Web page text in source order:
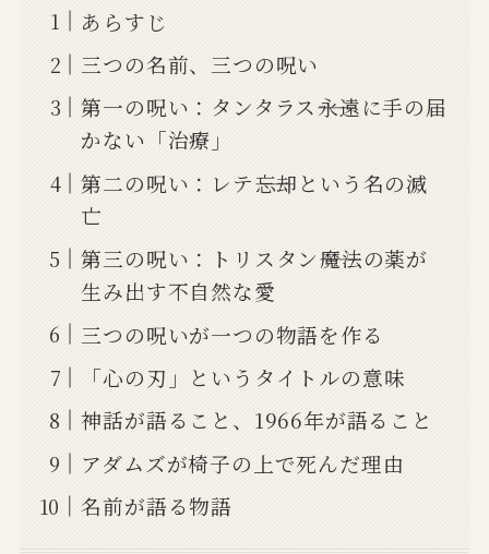
あらすじ
三つの名前、三つの呪い
第一の呪い：タンタラス――永遠に手の届
かない「治療」
第二の呪い：レテ――忘却という名の滅
亡
第三の呪い：トリスタン――魔法の薬が
生み出す不自然な愛
三つの呪いが一つの物語を作る
「心の刃」というタイトルの意味
神話が語ること、1966年が語ること
アダムズが椅子の上で死んだ理由
名前が語る物語